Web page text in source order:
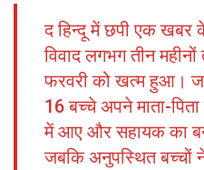
द हिन्दू में छपी एक खबर
विवाद लगभग तीन
फरवरी को खत्म हुआ।
16 बच्चे अपने माता-
में आए और सहायक का
जबकि अनुपस्थित बच्चों ने